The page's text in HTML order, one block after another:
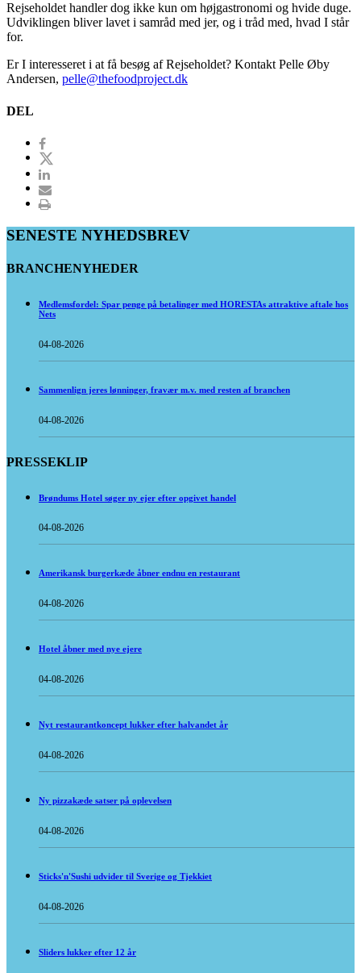
Rejseholdet handler dog ikke kun om højgastronomi og hvide duge.
Udviklingen bliver lavet i samråd med jer, og i tråd med, hvad I står
for.
Er I interesseret i at få besøg af Rejseholdet? Kontakt Pelle Øby
Andersen, pelle@thefoodproject.dk
DEL
SENESTE NYHEDSBREV
BRANCHENYHEDER
Medlemsfordel: Spar penge på betalinger med HORESTAs attraktive aftale hos
Nets
04-08-2026
Sammenlign jeres lønninger, fravær m.v. med resten af branchen
04-08-2026
PRESSEKLIP
Brøndums Hotel søger ny ejer efter opgivet handel
04-08-2026
Amerikansk burgerkæde åbner endnu en restaurant
04-08-2026
Hotel åbner med nye ejere
04-08-2026
Nyt restaurantkoncept lukker efter halvandet år
04-08-2026
Ny pizzakæde satser på oplevelsen
04-08-2026
Sticks'n'Sushi udvider til Sverige og Tjekkiet
04-08-2026
Sliders lukker efter 12 år